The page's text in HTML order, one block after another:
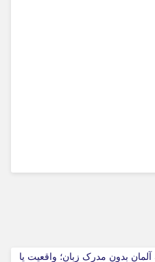
بدون مدرک زبان؛ واقعیت یا